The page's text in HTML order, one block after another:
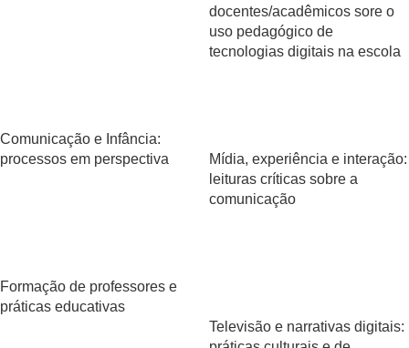
docentes/acadêmicos sore o
uso pedagógico de
tecnologias digitais na escola
​Comunicação e Infância:
processos em perspectiva
Mídia, experiência e interação:
leituras críticas sobre a
comunicação
Formação de professores e
práticas educativas
Televisão e narrativas digitais: